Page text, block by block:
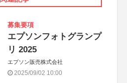
募集要項
エプソンフォトグランプ
リ 2025
エプソン販売株式会社
2025/09/02 10:00